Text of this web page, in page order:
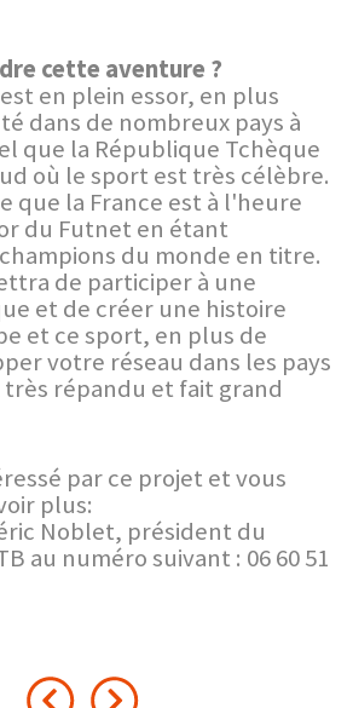
cette aventure ?
en plein essor, en plus
dans de nombreux pays à
que la République Tchèque
où le sport est très célèbre.
que la France est à l'heure
du Futnet en étant
du monde en titre.
de participer à une
et de créer une histoire
et ce sport, en plus de
votre réseau dans les pays
répandu et fait grand
par ce projet et vous
plus:
Noblet, président du
au numéro suivant : 06 60 51